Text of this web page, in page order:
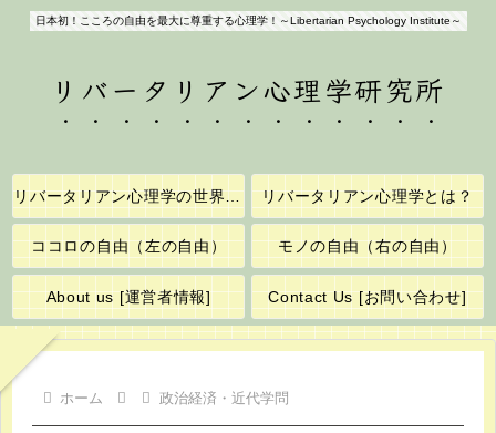
日本初！こころの自由を最大に尊重する心理学！～Libertarian Psychology Institute～
リバータリアン心理学研究所
リバータリアン心理学の世界へようこそ！ リバータリアン心理学とは？
ココロの自由（左の自由） モノの自由（右の自由）
About us [運営者情報] Contact Us [お問い合わせ]
ホーム 政治経済・近代学問